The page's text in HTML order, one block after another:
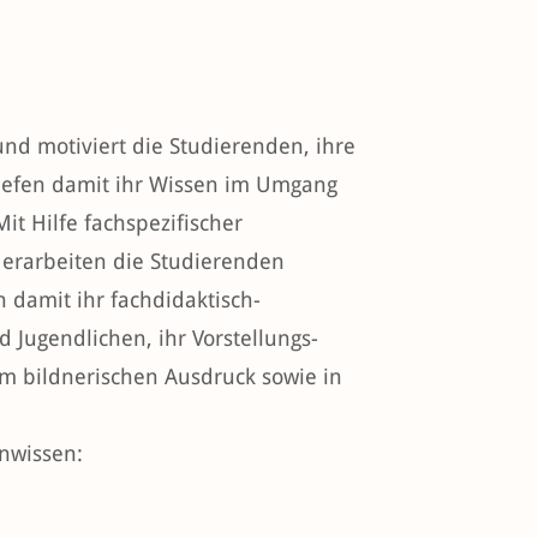
motiviert die Studierenden, ihre
damit ihr Wissen im Umgang
Hilfe fachspezifischer
die Studierenden
damit ihr fachdidaktisch-
Jugendlichen, ihr Vorstellungs-
bildnerischen Ausdruck sowie in